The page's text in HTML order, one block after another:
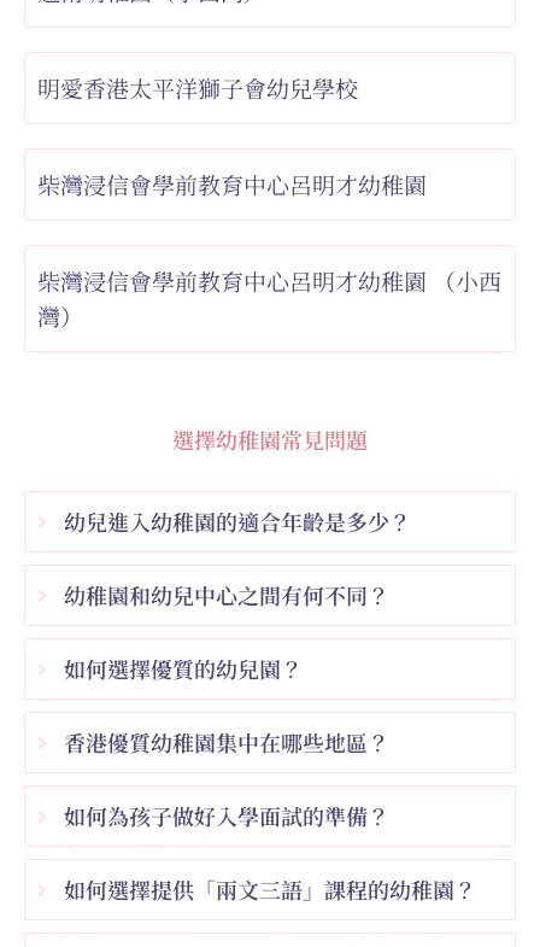
明愛香港太平洋獅子會幼兒學校
柴灣浸信會學前教育中心呂明才幼稚園
柴灣浸信會學前教育中心呂明才幼稚園 （小西
灣）
選擇幼稚園常見問題
幼兒進入幼稚園的適合年齡是多少？
幼稚園和幼兒中心之間有何不同？
如何選擇優質的幼兒園？
香港優質幼稚園集中在哪些地區？
如何為孩子做好入學面試的準備？
如何選擇提供「兩文三語」課程的幼稚園？